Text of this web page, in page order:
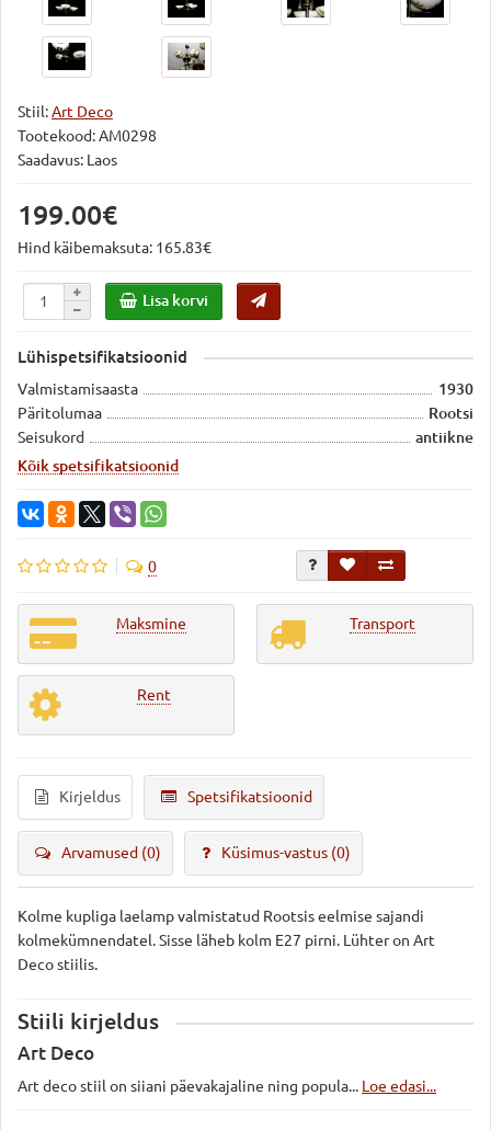
Stiil:Art Deco
Tootekood:AM0298
Saadavus: Laos
199.00€
Hind käibemaksuta: 165.83€
Lisa korvi
Lühispetsifikatsioonid
Valmistamisaasta
1930
Päritolumaa
Rootsi
Seisukord
antiikne
Kõik spetsifikatsioonid
0
Maksmine Transport
Rent
Kirjeldus Spetsifikatsioonid
Arvamused (0) Küsimus-vastus (0)
Kolme kupliga laelamp valmistatud Rootsis eelmise sajandi
kolmekümnendatel. Sisse läheb kolm E27 pirni. Lühter on Art
Deco stiilis.
Stiili kirjeldus
Art Deco
Art deco stiil on siiani päevakajaline ning popula... Loe edasi...